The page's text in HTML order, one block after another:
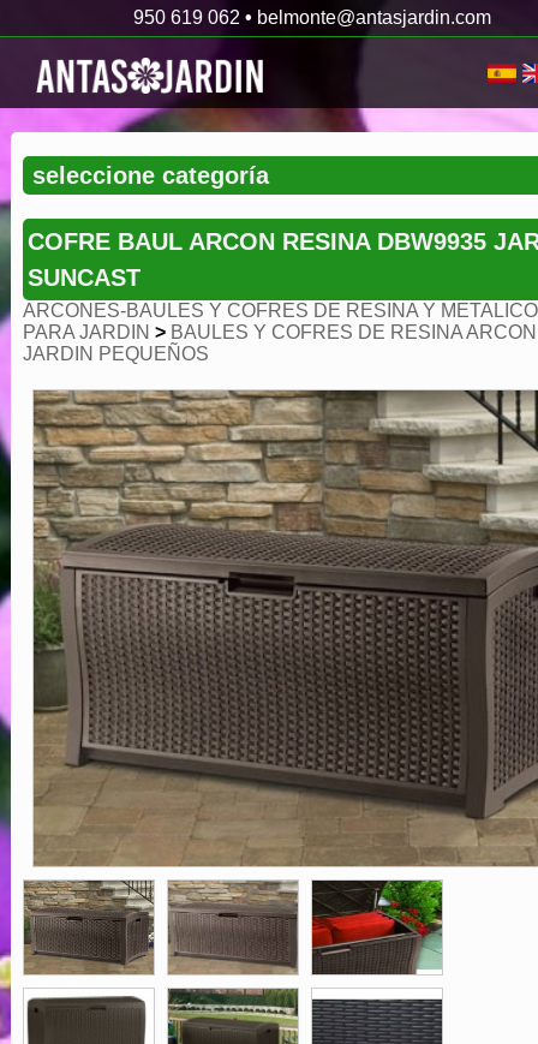
950 619 062 • belmonte@antasjardin.com
COFRE BAUL ARCON RESINA DBW9935
SUNCAST
ARCONES-BAULES Y COFRES DE RESINA Y
PARA JARDIN > BAULES Y COFRES DE RESINA ARCON
JARDIN PEQUEÑOS